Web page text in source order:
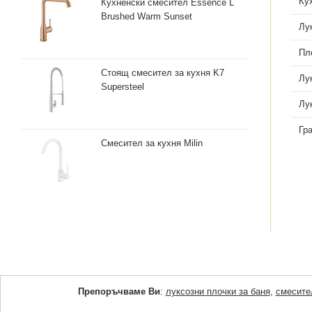
Кухненски смесител Essence L
Brushed Warm Sunset
Стоящ смесител за кухня K7
Supersteel
Смесител за кухня Milin
Препоръчваме Ви: луксозни плочки за баня,